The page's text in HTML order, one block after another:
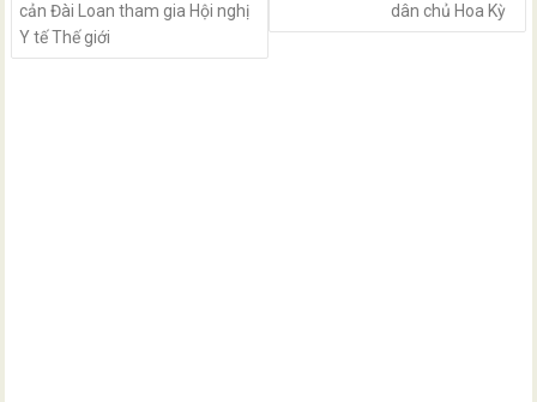
cản Đài Loan tham gia Hội nghị
Y tế Thế giới
dân chủ Hoa Kỳ